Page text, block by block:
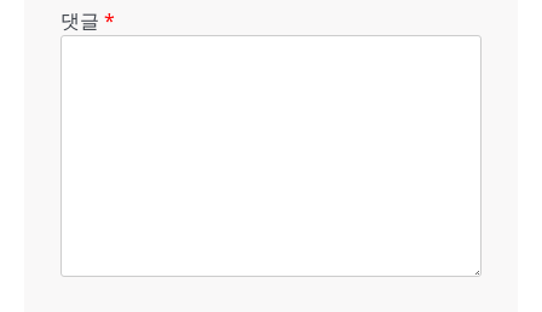
댓글 *